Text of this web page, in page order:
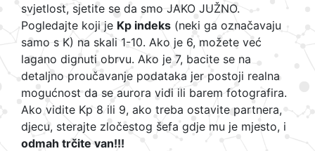
svjetlost, sjetite se da smo JAKO JUŽNO.
Pogledajte koji je Kp indeks (neki ga označavaju
samo s K) na skali 1-10. Ako je 6, možete već
lagano dignuti obrvu. Ako je 7, bacite se na
detaljno proučavanje podataka jer postoji realna
mogućnost da se aurora vidi ili barem fotografira.
Ako vidite Kp 8 ili 9, ako treba ostavite partnera,
djecu, sterajte zločestog šefa gdje mu je mjesto, i
odmah trčite van!!!